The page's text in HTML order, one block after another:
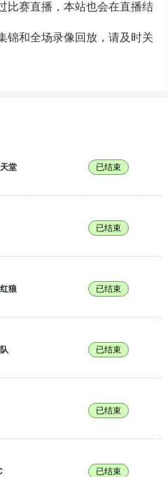
比赛直播，本站也会在直播结
锦和全场录像回放，请及时关
堂 已结束
已结束
狼 已结束
已结束
已结束
已结束